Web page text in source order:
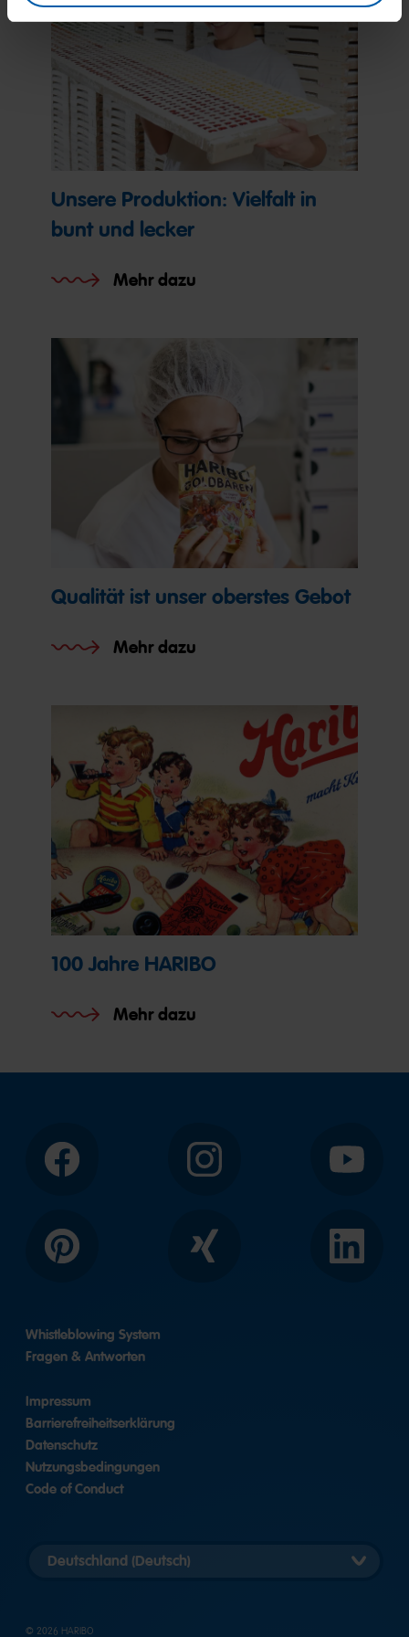
Unsere Produktion: Vielfalt in
bunt und lecker
Mehr dazu
Qualität ist unser oberstes Gebot
Mehr dazu
100 Jahre HARIBO
Mehr dazu
Facebook Instagram YouTube
Pinterest Xing LinkedIn
Whistleblowing System
Fragen & Antworten
Impressum
Barrierefreiheitserklärung
Datenschutz
Nutzungsbedingungen
Code of Conduct
Länderversion
auswählen
© 2026 HARIBO